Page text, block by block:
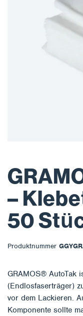
–
50
Produktnummer
GRAMOS® AutoTak
(Endlosfaserträger)
vor dem Lackieren.
Komponente sollte